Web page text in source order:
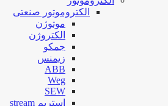
الکتروموتور صنعتی
موتوژن
الکتروژن
جمکو
زیمنس
ABB
Weg
SEW
استریم stream